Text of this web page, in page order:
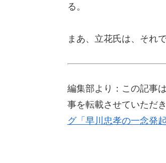
る。
まあ、立花氏は、それ
編集部より：この記事
事を転載させていただ
グ「早川忠孝の一念発